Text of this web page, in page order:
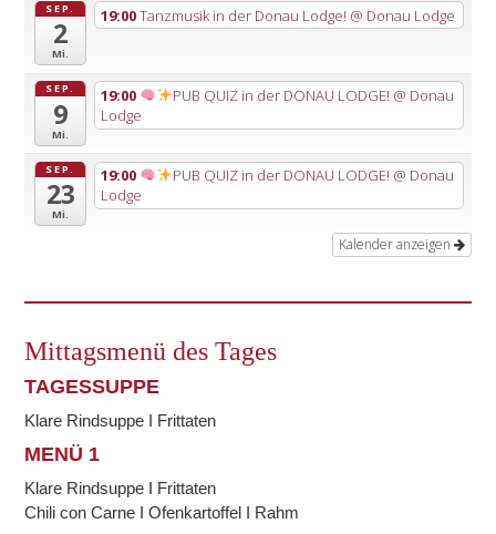
SEP.
2
Mi.
19:00Tanzmusik in der Donau Lodge! @ Donau Lodge
SEP.
9
Mi.
19:00 PUB QUIZ in der DONAU LODGE! @ Donau
Lodge
SEP.
23
Mi.
19:00 PUB QUIZ in der DONAU LODGE! @ Donau
Lodge
Kalender anzeigen
Mittagsmenü des Tages
TAGESSUPPE
Klare Rindsuppe I Frittaten
MENÜ 1
Klare Rindsuppe I Frittaten
Chili con Carne I Ofenkartoffel I Rahm